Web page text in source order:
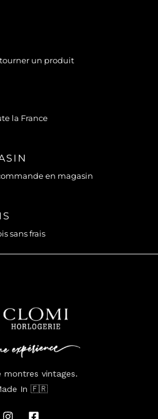
un produit
la France
en magasin
sans frais
montres vintages.
In 🇫🇷